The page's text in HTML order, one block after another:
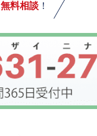
無料相談 ！